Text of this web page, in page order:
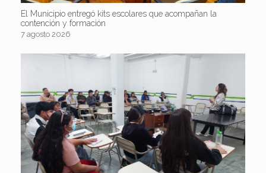
El Municipio entregó kits escolares que acompañan la
contención y formación
7 agosto 2026